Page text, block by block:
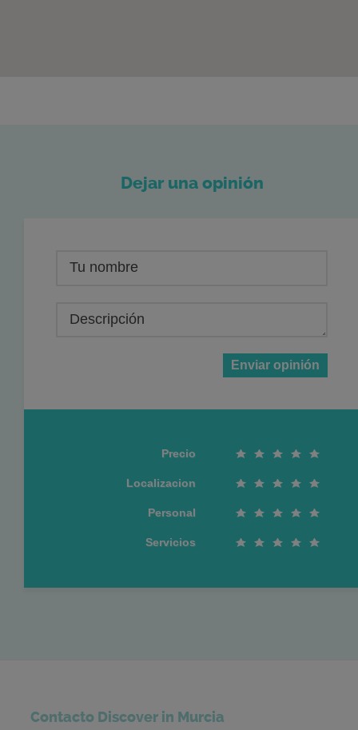
Dejar una opinión
Tu nombre
Descripción
Enviar opinión
Precio
Localizacion
Personal
Servicios
Contacto Discover in Murcia